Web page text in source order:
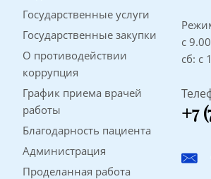
Государственные услуги
Государственные закупки
О противодействии
коррупция
График приема врачей
работы
Благодарность пациента
Администрация
Проделанная работа
с
сб: с
+7